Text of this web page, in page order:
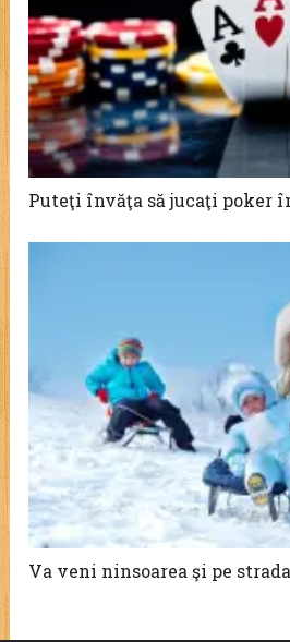
Puteţi învăţa să jucaţi poker
Va veni ninsoarea şi pe